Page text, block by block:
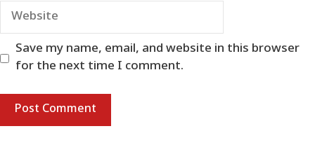
Website
Save my name, email, and website in this browser
for the next time I comment.